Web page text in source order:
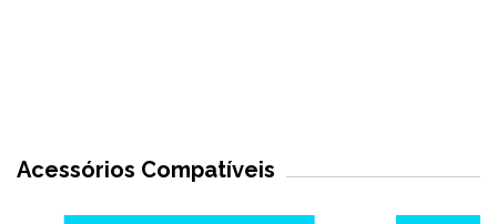
Acessórios Compatíveis